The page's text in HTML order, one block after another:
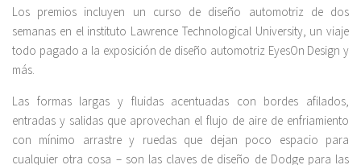
Los premios incluyen un curso de diseño automotriz de dos
semanas en el instituto Lawrence Technological University, un viaje
todo pagado a la exposición de diseño automotriz EyesOn Design y
más.
Las formas largas y fluidas acentuadas con bordes afilados,
entradas y salidas que aprovechan el flujo de aire de enfriamiento
con mínimo arrastre y ruedas que dejan poco espacio para
cualquier otra cosa – son las claves de diseño de Dodge para las